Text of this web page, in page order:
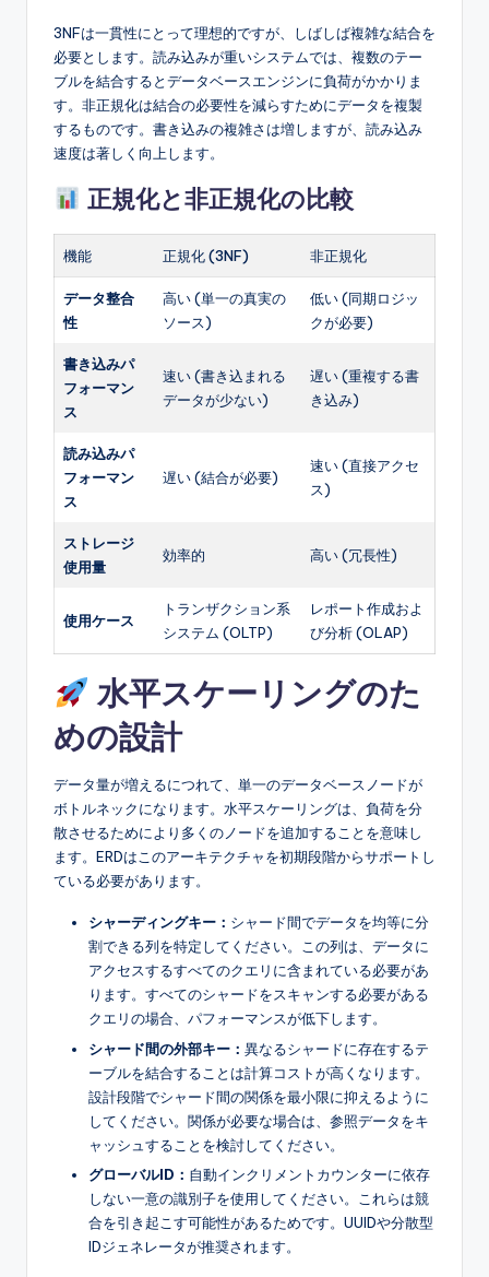
3NFは一貫性にとって理想的ですが、しばしば複雑な結合を
必要とします。読み込みが重いシステムでは、複数のテー
ブルを結合するとデータベースエンジンに負荷がかかりま
す。非正規化は結合の必要性を減らすためにデータを複製
するものです。書き込みの複雑さは増しますが、読み込み
速度は著しく向上します。
正規化と非正規化の比較
機能 正規化 (3NF) 非正規化
データ整合
性
高い (単一の真実の
ソース)
低い (同期ロジッ
クが必要)
書き込みパ
フォーマン
ス
速い (書き込まれる
データが少ない)
遅い (重複する書
き込み)
読み込みパ
フォーマン
ス
遅い (結合が必要)
速い (直接アクセ
ス)
ストレージ
使用量
効率的 高い (冗長性)
使用ケース
トランザクション系
システム (OLTP)
レポート作成およ
び分析 (OLAP)
水平スケーリングのた
めの設計
データ量が増えるにつれて、単一のデータベースノードが
ボトルネックになります。水平スケーリングは、負荷を分
散させるためにより多くのノードを追加することを意味し
ます。ERDはこのアーキテクチャを初期段階からサポートし
ている必要があります。
シャーディングキー： シャード間でデータを均等に分
割できる列を特定してください。この列は、データに
アクセスするすべてのクエリに含まれている必要があ
ります。すべてのシャードをスキャンする必要がある
クエリの場合、パフォーマンスが低下します。
シャード間の外部キー： 異なるシャードに存在するテ
ーブルを結合することは計算コストが高くなります。
設計段階でシャード間の関係を最小限に抑えるように
してください。関係が必要な場合は、参照データをキ
ャッシュすることを検討してください。
グローバルID： 自動インクリメントカウンターに依存
しない一意の識別子を使用してください。これらは競
合を引き起こす可能性があるためです。UUIDや分散型
IDジェネレータが推奨されます。